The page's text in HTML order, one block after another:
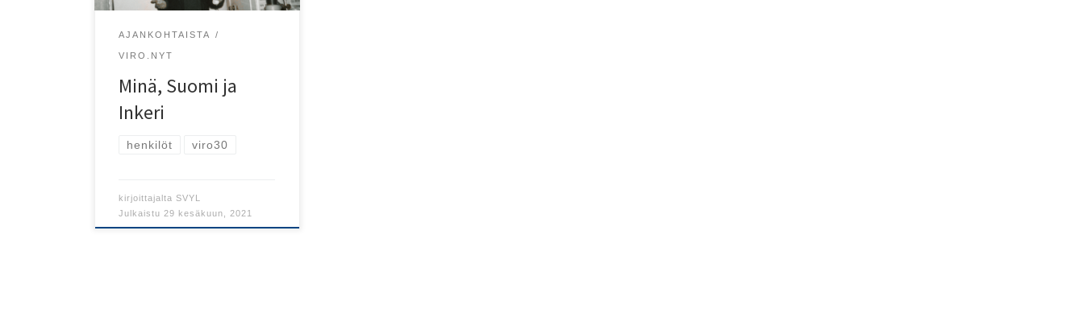
AJANKOHTAISTA
VIRO.NYT
Minä, Suomi ja
Inkeri
henkilöt viro30
kirjoittajaltaSVYL
Julkaistu 29 kesäkuun, 2021